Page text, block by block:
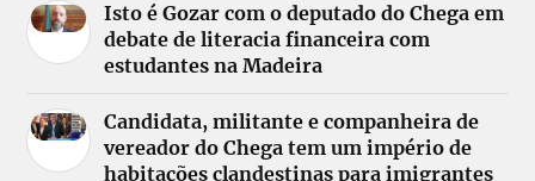
Isto é Gozar com o deputado do Chega em
debate de literacia financeira com
estudantes na Madeira
Candidata, militante e companheira de
vereador do Chega tem um império de
habitações clandestinas para imigrantes